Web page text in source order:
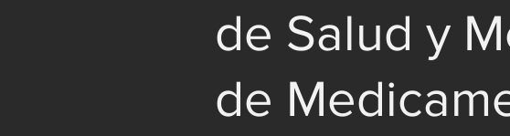
de Salud y
de